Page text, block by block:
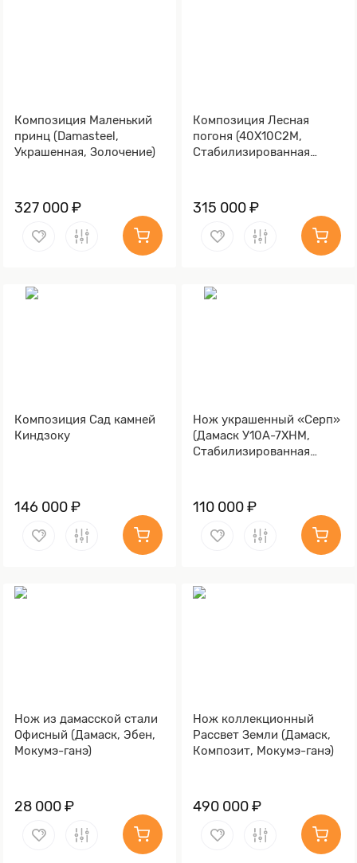
Композиция Маленький
принц (Damasteel,
Украшенная, Золочение)
327 000 ₽
Композиция Лесная
погоня (40Х10С2М,
Стабилизированная
315 000 ₽
Композиция Сад камней
Киндзоку
146 000 ₽
Нож украшенный «Серп»
(Дамаск У10А-7ХНМ,
Стабилизированная
гарды и тыльника)
110 000 ₽
Нож из дамасской стали
Офисный (Дамаск, Эбен,
Мокумэ-ганэ)
28 000 ₽
Нож коллекционный
Рассвет Земли (Дамаск,
Композит, Мокумэ-ганэ)
490 000 ₽